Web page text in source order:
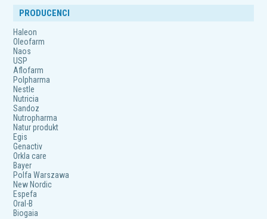
PRODUCENCI
Haleon
Oleofarm
Naos
USP
Aflofarm
Polpharma
Nestle
Nutricia
Sandoz
Nutropharma
Natur produkt
Egis
Genactiv
Orkla care
Bayer
Polfa Warszawa
New Nordic
Espefa
Oral-B
Biogaia